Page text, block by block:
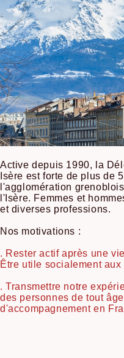
Active depuis 1990, la
Isère est forte de plus de
l'agglomération
l'Isère. Femmes et
et diverses professions.
Nos motivations :
. Rester actif après une
Être utile socialement aux
. Transmettre notre
des personnes de tout
d'accompagnement en